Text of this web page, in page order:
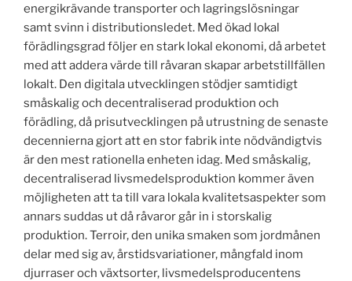
energikrävande transporter och lagringslösningar
samt svinn i distributionsledet. Med ökad lokal
förädlingsgrad följer en stark lokal ekonomi, då arbetet
med att addera värde till råvaran skapar arbetstillfällen
lokalt. Den digitala utvecklingen stödjer samtidigt
småskalig och decentraliserad produktion och
förädling, då prisutvecklingen på utrustning de senaste
decennierna gjort att en stor fabrik inte nödvändigtvis
är den mest rationella enheten idag. Med småskalig,
decentraliserad livsmedelsproduktion kommer även
möjligheten att ta till vara lokala kvalitetsaspekter som
annars suddas ut då råvaror går in i storskalig
produktion. Terroir, den unika smaken som jordmånen
delar med sig av, årstidsvariationer, mångfald inom
djurraser och växtsorter, livsmedelsproducentens